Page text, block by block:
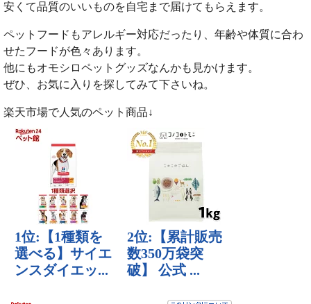
安くて品質のいいものを自宅まで届けてもらえます。
ペットフードもアレルギー対応だったり、年齢や体質に合わ
せたフードが色々あります。
他にもオモシロペットグッズなんかも見かけます。
ぜひ、お気に入りを探してみて下さいね。
楽天市場で人気のペット商品↓